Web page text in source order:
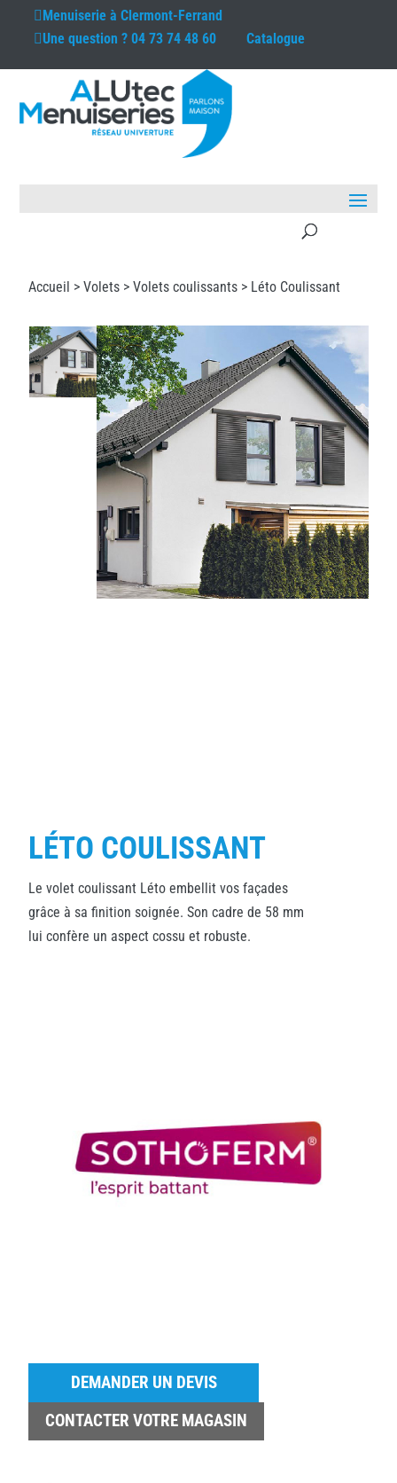
Menuiserie àClermont-Ferrand
Une question ?04 73 74 48 60 Catalogue
Accueil > Volets > Volets coulissants > Léto Coulissant
LÉTO COULISSANT
Le volet coulissant Léto embellit vos façades
grâce à sa finition soignée. Son cadre de 58 mm
lui confère un aspect cossu et robuste.
DEMANDER UN DEVIS
CONTACTER VOTRE MAGASIN